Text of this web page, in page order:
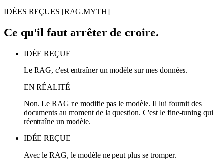
IDÉES REÇUES [RAG.MYTH]
Ce qu'il faut arrêter de croire.
IDÉE REÇUE
Le RAG, c'est entraîner un modèle sur mes données.
EN RÉALITÉ
Non. Le RAG ne modifie pas le modèle. Il lui fournit des
documents au moment de la question. C'est le fine-tuning qui
réentraîne un modèle.
IDÉE REÇUE
Avec le RAG, le modèle ne peut plus se tromper.